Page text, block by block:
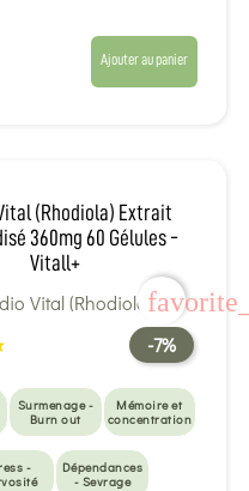
Ajouter au panier
(Rhodiola) Extrait
360mg 60 Gélules -
Vitall+
-7%
Surmenage -
Burn out
Mémoire et
concentration
-
Dépendances
- Sevrage